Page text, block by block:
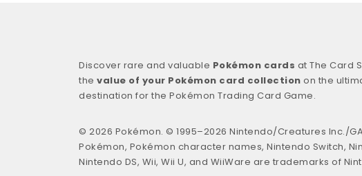
Discover rare and valuable Pokémon cards at The Card
the value of your Pokémon card collection on the
destination for the Pokémon Trading Card Game.
© 2026 Pokémon. © 1995–2026 Nintendo/Creatures Inc./
Pokémon, Pokémon character names, Nintendo Switch,
Nintendo DS, Wii, Wii U, and WiiWare are trademarks of